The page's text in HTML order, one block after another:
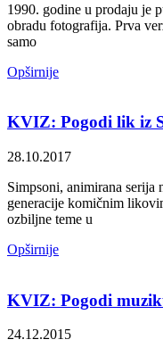
1990. godine u prodaju je
obradu fotografija. Prva
samo
Opširnije
KVIZ: Pogodi lik iz
28.10.2017
Simpsoni, animirana serija
generacije komičnim
ozbiljne teme u
Opširnije
KVIZ: Pogodi
24.12.2015